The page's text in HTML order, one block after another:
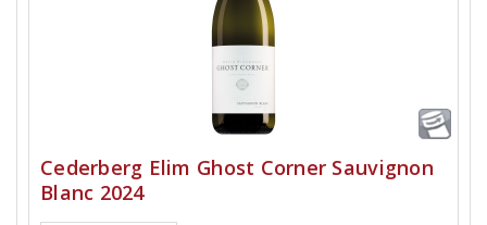
Cederberg Elim Ghost Corner Sauvignon
Blanc 2024